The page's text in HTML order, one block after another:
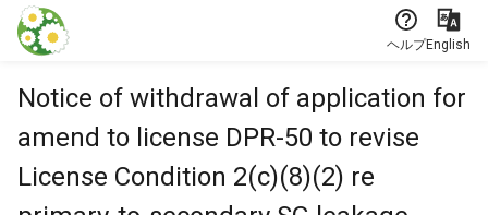
本文に飛ぶ
ヘルプEnglish
Notice of withdrawal of application for
amend to license DPR-50 to revise
License Condition 2(c)(8)(2) re